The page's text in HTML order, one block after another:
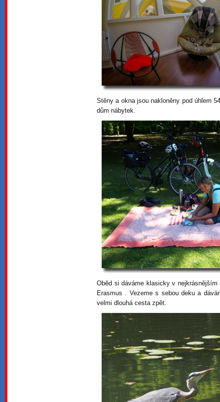
Stěny a okna jsou nakloněny pod úhlem
dům nábytek.
Oběd si dáváme klasicky v
Erasmus . Vezeme s sebou deku a
velmi dlouhá cesta zpět.